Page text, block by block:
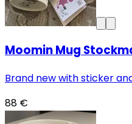
Moomin Mug
Brand new with sticker
88 €